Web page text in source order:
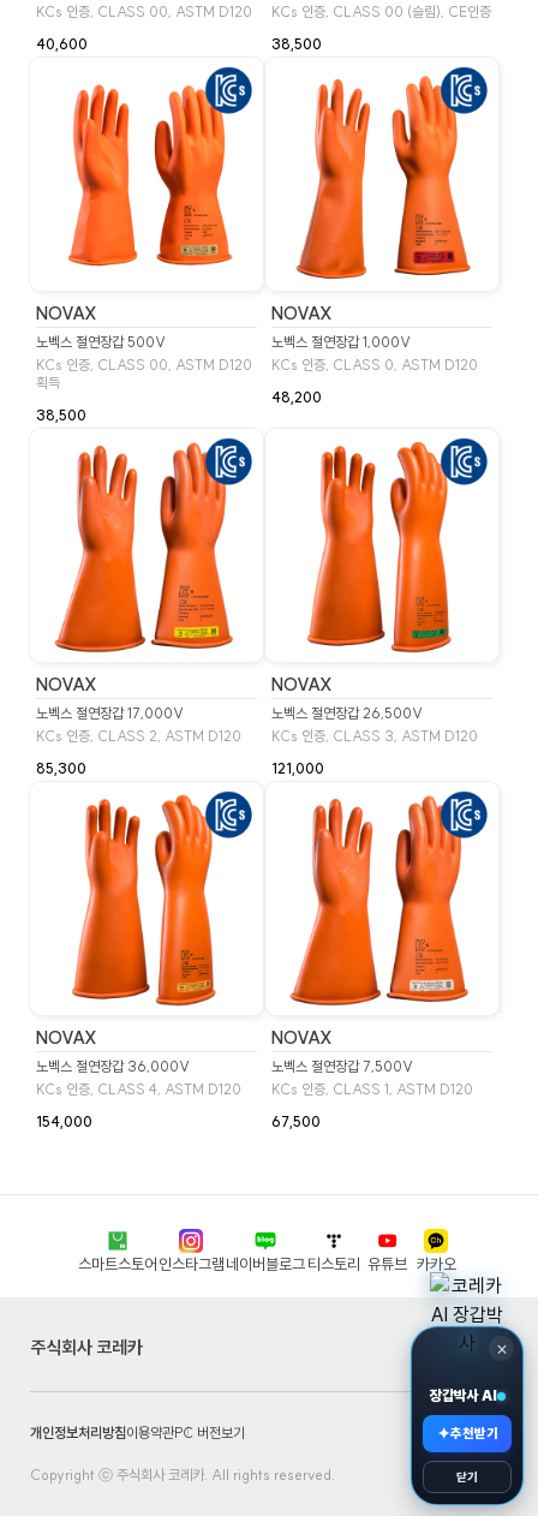
×
장갑박사 AI
✦추천받기
닫기
KCs 인증, CLASS 00, ASTM D120
40,600
KCs 인증, CLASS 00 (슬림), CE인증
38,500
NOVAX
노벡스 절연장갑 500V
KCs 인증, CLASS 00, ASTM D120
획득
38,500
NOVAX
노벡스 절연장갑 1,000V
KCs 인증, CLASS 0, ASTM D120
48,200
NOVAX
노벡스 절연장갑 17,000V
KCs 인증, CLASS 2, ASTM D120
85,300
NOVAX
노벡스 절연장갑 26,500V
KCs 인증, CLASS 3, ASTM D120
121,000
NOVAX
노벡스 절연장갑 36,000V
KCs 인증, CLASS 4, ASTM D120
154,000
NOVAX
노벡스 절연장갑 7,500V
KCs 인증, CLASS 1, ASTM D120
67,500
스마트스토어인스타그램네이버블로그티스토리 유튜브 카카오
주식회사 코레카
개인정보처리방침이용약관PC 버전보기
Copyright ⓒ 주식회사 코레카. All rights reserved.